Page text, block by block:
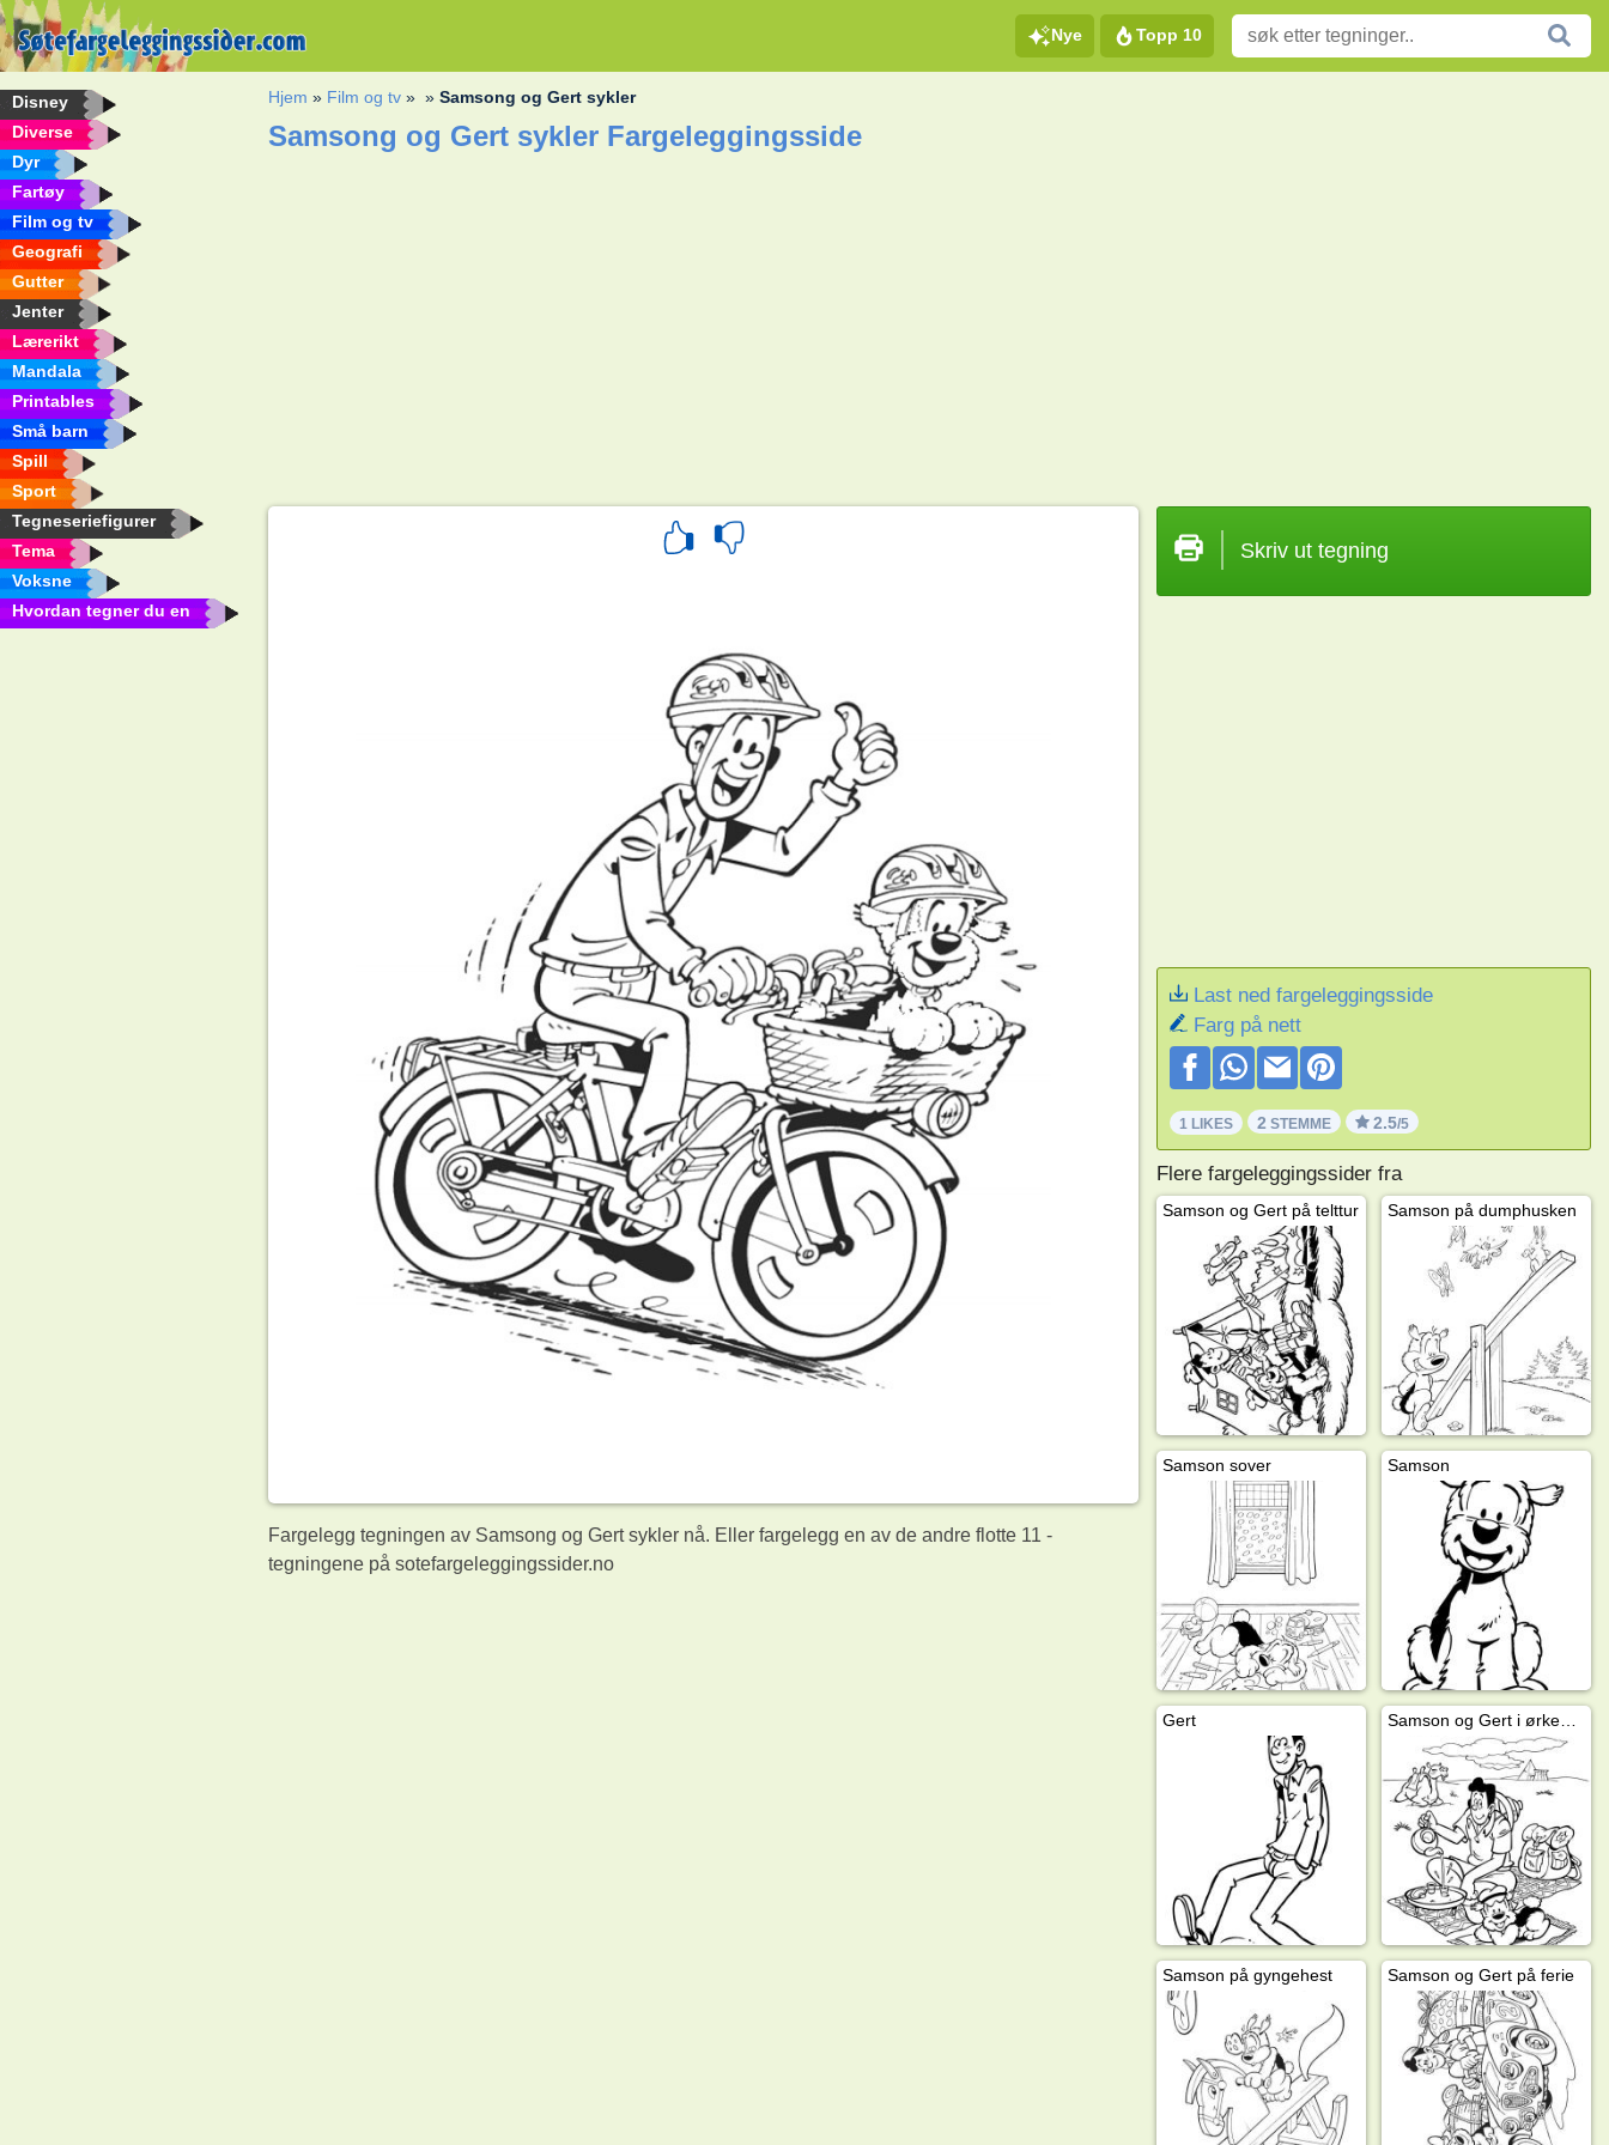
Nye Topp 10
Disney
Diverse
Dyr
Fartøy
Film og tv
Geografi
Gutter
Jenter
Lærerikt
Mandala
Printables
Små barn
Spill
Sport
Tegneseriefigurer
Tema
Voksne
Hvordan tegner du en
Hjem » Film og tv » »Samsong og Gert sykler
Samsong og Gert sykler Fargeleggingsside
Fargelegg tegningen av Samsong og Gert sykler nå. Eller fargelegg en av de andre flotte 11-
tegningene på sotefargeleggingssider.no
Skriv ut tegning
Last ned fargeleggingsside
Farg på nett
1 LIKES 2 STEMME 2.5/5
Flere fargeleggingssider fra
Samson og Gert på telttur Samson på dumphusken
Samson sover Samson
Gert Samson og Gert i ørkenen
Samson på gyngehest Samson og Gert på ferie